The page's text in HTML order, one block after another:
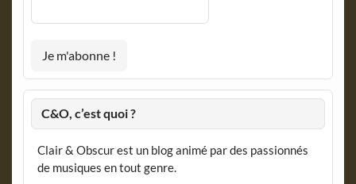
C&O, c’est quoi ?
Clair & Obscur est un blog animé par des passionnés
de musiques en tout genre.